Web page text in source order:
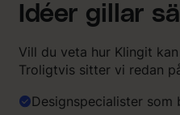
Idéer gillar
Vill du veta hur Klingit
Troligtvis sitter vi redan
Designspecialister som